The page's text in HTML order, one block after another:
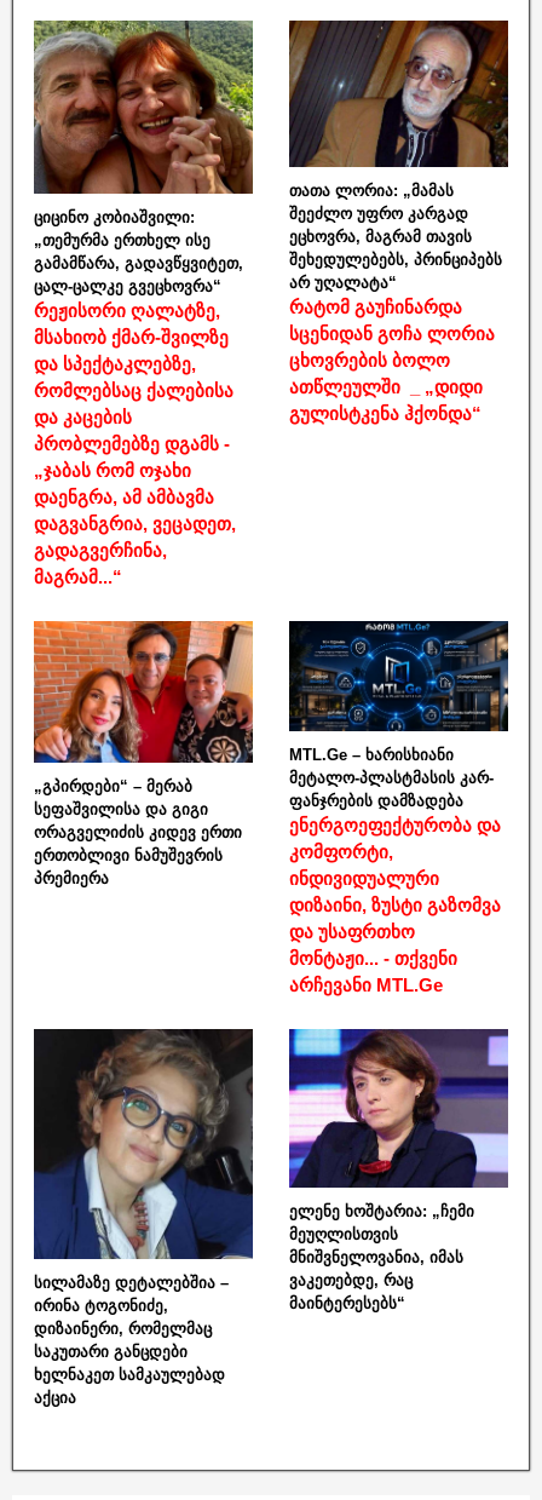
ციცინო კობიაშვილი:
„თემურმა ერთხელ ისე
გამამწარა, გადავწყვიტეთ,
ცალ-ცალკე გვეცხოვრა“
რეჟისორი ღალატზე,
მსახიობ ქმარ-შვილზე
და სპექტაკლებზე,
რომლებსაც ქალებისა
და კაცების
პრობლემებზე დგამს -
„ჯაბას რომ ოჯახი
დაენგრა, ამ ამბავმა
დაგვანგრია, ვეცადეთ,
გადაგვერჩინა,
მაგრამ...“
თათა ლორია: „მამას
შეეძლო უფრო კარგად
ეცხოვრა, მაგრამ თავის
შეხედულებებს, პრინციპებს
არ უღალატა“
რატომ გაუჩინარდა
სცენიდან გოჩა ლორია
ცხოვრების ბოლო
ათწლეულში _ „დიდი
გულისტკენა ჰქონდა“
„გპირდები“ – მერაბ
სეფაშვილისა და გიგი
ორაგველიძის კიდევ ერთი
ერთობლივი ნამუშევრის
პრემიერა
MTL.Ge – ხარისხიანი
მეტალო-პლასტმასის კარ-
ფანჯრების დამზადება
ენერგოეფექტურობა და
კომფორტი,
ინდივიდუალური
დიზაინი, ზუსტი გაზომვა
და უსაფრთხო
მონტაჟი... - თქვენი
არჩევანი MTL.Ge
სილამაზე დეტალებშია –
ირინა ტოგონიძე,
დიზაინერი, რომელმაც
საკუთარი განცდები
ხელნაკეთ სამკაულებად
აქცია
ელენე ხოშტარია: „ჩემი
მეუღლისთვის
მნიშვნელოვანია, იმას
ვაკეთებდე, რაც
მაინტერესებს“